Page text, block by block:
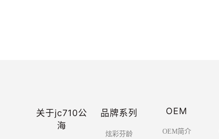
关于jc710公
海
品牌系列
炫彩芬龄
OEM
OEM简介